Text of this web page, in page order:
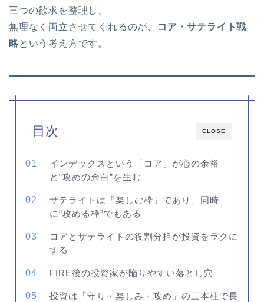
三つの欲求を整理し、
無理なく両立させてくれるのが、
コア・サテライト戦
略という考え方です。
CLOSE
目次
インデックスという「コア」が心の余裕
と“攻めの余白”を生む
サテライトは「楽しむ枠」であり、同時
に“攻める枠”でもある
コアとサテライトの役割分担が投資をラクに
する
FIRE後の投資家が陥りやすい落とし穴
投資は「守り・楽しみ・攻め」の三本柱で長